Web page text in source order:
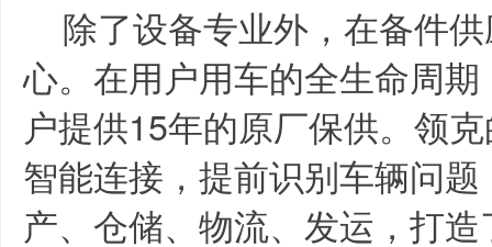
除了设备专业外，在备件
心。在用户用车的全生命周
户提供15年的原厂保供。领
智能连接，提前识别车辆问
产、仓储、物流、发运，打